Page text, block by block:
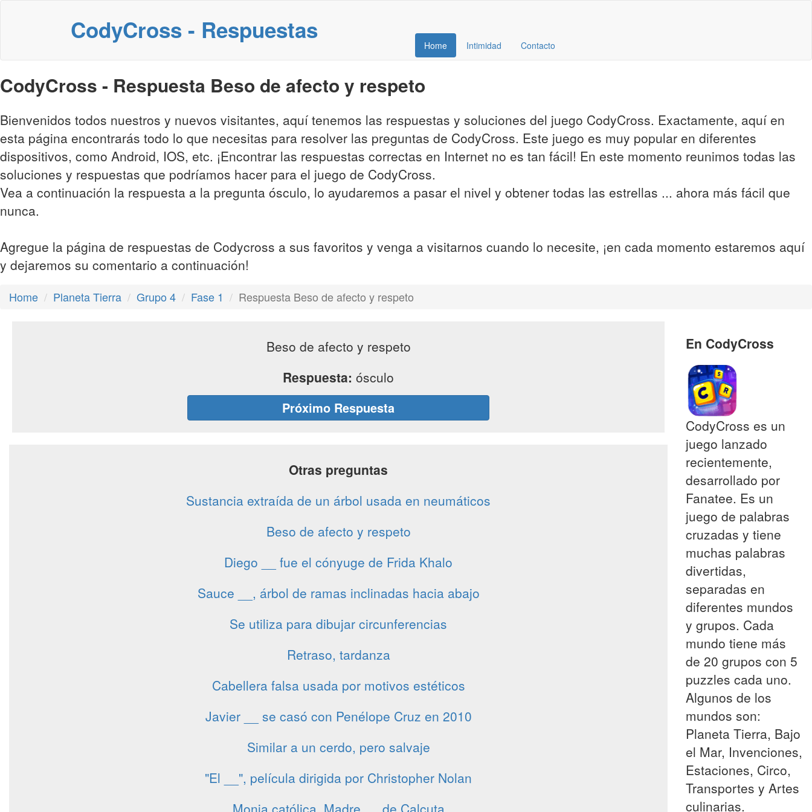
CodyCross - Respuestas
Home Intimidad Contacto
CodyCross - Respuesta Beso de afecto y respeto
Bienvenidos todos nuestros y nuevos visitantes, aquí tenemos las respuestas y soluciones del juego CodyCross. Exactamente, aquí en
esta página encontrarás todo lo que necesitas para resolver las preguntas de CodyCross. Este juego es muy popular en diferentes
dispositivos, como Android, IOS, etc. ¡Encontrar las respuestas correctas en Internet no es tan fácil! En este momento reunimos todas las
soluciones y respuestas que podríamos hacer para el juego de CodyCross.
Vea a continuación la respuesta a la pregunta ósculo, lo ayudaremos a pasar el nivel y obtener todas las estrellas ... ahora más fácil que
nunca.
Agregue la página de respuestas de Codycross a sus favoritos y venga a visitarnos cuando lo necesite, ¡en cada momento estaremos aquí
y dejaremos su comentario a continuación!
Home Planeta Tierra Grupo 4 Fase 1 Respuesta Beso de afecto y respeto
Beso de afecto y respeto
Respuesta: ósculo
Próximo Respuesta
Otras preguntas
Sustancia extraída de un árbol usada en neumáticos
Beso de afecto y respeto
Diego __ fue el cónyuge de Frida Khalo
Sauce __, árbol de ramas inclinadas hacia abajo
Se utiliza para dibujar circunferencias
Retraso, tardanza
Cabellera falsa usada por motivos estéticos
Javier __ se casó con Penélope Cruz en 2010
Similar a un cerdo, pero salvaje
"El __", película dirigida por Christopher Nolan
En CodyCross
CodyCross es un
juego lanzado
recientemente,
desarrollado por
Fanatee. Es un
juego de palabras
cruzadas y tiene
muchas palabras
divertidas,
separadas en
diferentes mundos
y grupos. Cada
mundo tiene más
de 20 grupos con 5
puzzles cada uno.
Algunos de los
mundos son:
Planeta Tierra, Bajo
el Mar, Invenciones,
Estaciones, Circo,
Transportes y Artes
culinarias.